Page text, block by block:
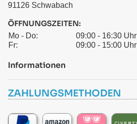
91126 Schwabach
ÖFFNUNGSZEITEN:
Mo - Do:
09:00 - 16:30 Uhr
Fr:
09:00 - 15:00 Uhr
Informationen
ZAHLUNGSMETHODEN